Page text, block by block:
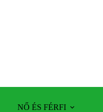
NŐ ÉS FÉRFI